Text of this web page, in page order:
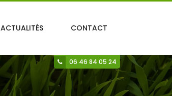
06 46 84 05 24
ACTUALITÉS CONTACT